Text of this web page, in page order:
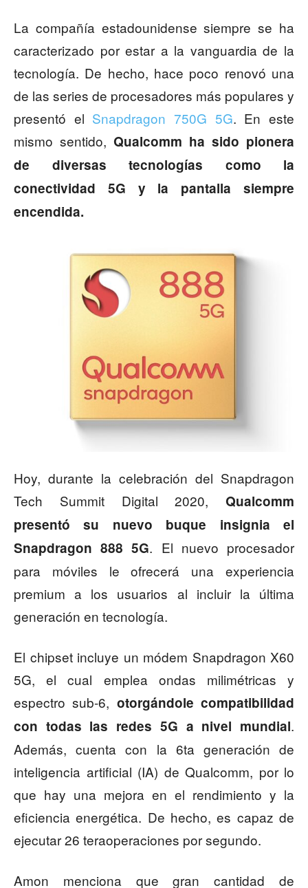
La compañía estadounidense siempre se ha
caracterizado por estar a la vanguardia de la
tecnología. De hecho, hace poco renovó una
de las series de procesadores más populares y
presentó el Snapdragon 750G 5G. En este
mismo sentido, Qualcomm ha sido pionera
de diversas tecnologías como la
conectividad 5G y la pantalla siempre
encendida.
Hoy, durante la celebración del Snapdragon
Tech Summit Digital 2020, Qualcomm
presentó su nuevo buque insignia el
Snapdragon 888 5G. El nuevo procesador
para móviles le ofrecerá una experiencia
premium a los usuarios al incluir la última
generación en tecnología.
El chipset incluye un módem Snapdragon X60
5G, el cual emplea ondas milimétricas y
espectro sub-6, otorgándole compatibilidad
con todas las redes 5G a nivel mundial.
Además, cuenta con la 6ta generación de
inteligencia artificial (IA) de Qualcomm, por lo
que hay una mejora en el rendimiento y la
eficiencia energética. De hecho, es capaz de
ejecutar 26 teraoperaciones por segundo.
Amon menciona que gran cantidad de